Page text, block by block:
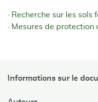
Recherche sur les sols
Mesures de protection
Informations sur le